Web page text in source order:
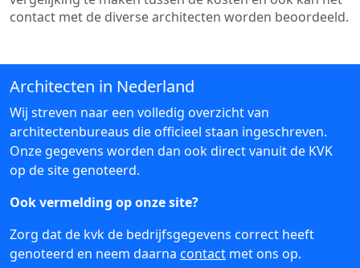
contact met de diverse architecten worden beoordeeld.
Architecten in Nederland
Wij streven naar een volledig overzicht van
architectenbureaus die officieel staan ingeschreven.
Onze gegevens worden dan ook direct vanuit de KVK
op de site genoteerd.
Ook vermelding op onze site?
Zorg dat de kvk de bedrijfsgegevens correct heeft
genoteerd en neem daarna contact met ons op.